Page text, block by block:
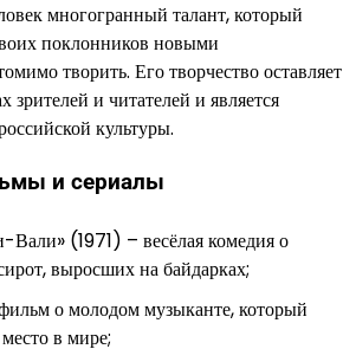
многогранный талант, который
поклонников новыми
творить. Его творчество оставляет
зрителей и читателей и является
культуры.
и сериалы
Вали» (1971) – весёлая комедия о
выросших на байдарках;
о молодом музыканте, который
в мире;